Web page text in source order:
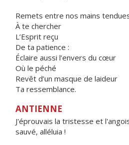
Remets entre nos mains
À te chercher
L’Esprit reçu
De ta patience :
Éclaire aussi l’envers du cœur
Où le péché
Revêt d’un masque de laideur
Ta ressemblance.
ANTIENNE
J'éprouvais la tristesse et
sauvé, alléluia !